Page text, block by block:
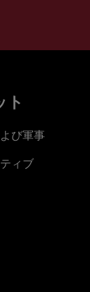
ト
び軍事
ィブ